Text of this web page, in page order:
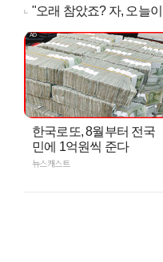
"오래 참았죠? 자, 오늘
한국로또, 8월부터 전국
민에 1억원씩 준다
뉴스캐스트